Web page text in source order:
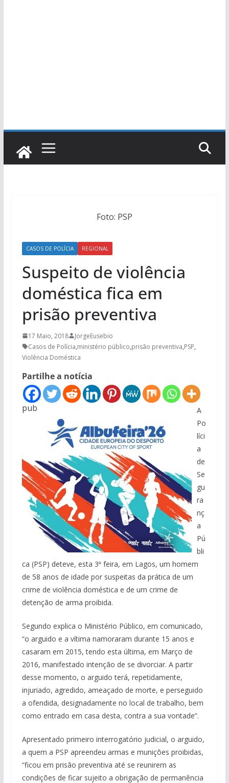
Foto: PSP
CASOS DE POLÍCIA REGIONAL
Suspeito de violência
doméstica fica em
prisão preventiva
17 Maio, 2018
JorgeEusebio
Casos de Polícia,ministério público,prisão preventiva,PSP,
Violência Doméstica
Partilhe a notícia
pub
A
Po
líci
a
de
Se
gu
ra
nç
a
Pú
bli
ca (PSP) deteve, esta 3ª feira, em Lagos, um homem
de 58 anos de idade por suspeitas da prática de um
crime de violência doméstica e de um crime de
detenção de arma proibida.
Segundo explica o Ministério Público, em comunicado,
“o arguido e a vítima namoraram durante 15 anos e
casaram em 2015, tendo esta última, em Março de
2016, manifestado intenção de se divorciar. A partir
desse momento, o arguido terá, repetidamente,
injuriado, agredido, ameaçado de morte, e perseguido
a ofendida, designadamente no local de trabalho, bem
como entrado em casa desta, contra a sua vontade”.
Apresentado primeiro interrogatório judicial, o arguido,
a quem a PSP apreendeu armas e munições proibidas,
“ficou em prisão preventiva até se reunirem as
condições de ficar sujeito a obrigação de permanência